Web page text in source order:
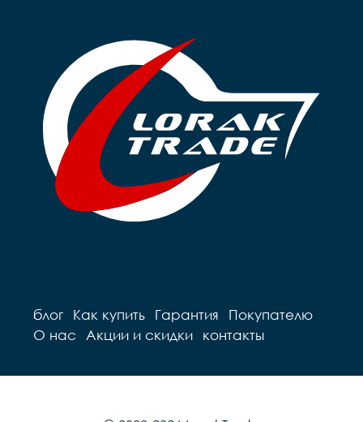
блог Как купить Гарантия
Покупателю
О нас
Акции и скидки контакты